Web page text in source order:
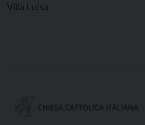
Villa Luisa